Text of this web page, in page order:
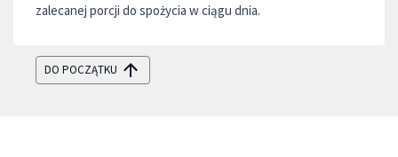
zalecanej porcji do spożycia w ciągu dnia.
DO POCZĄTKU